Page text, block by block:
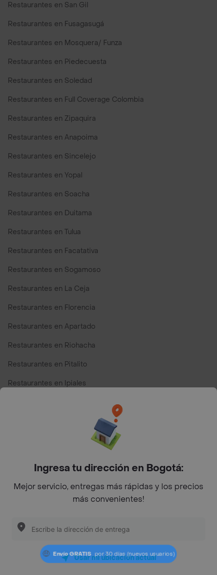
Restaurantes en San Gil
Restaurantes en Fusagasugá
Restaurantes en Mosquera/ Funza
Restaurantes en Piedecuesta
Restaurantes en Soledad
Restaurantes en Full Coverage Colombia
Restaurantes en Zipaquira
Restaurantes en Anapoima
Restaurantes en Sincelejo
Restaurantes en Yopal
Restaurantes en Soacha
Restaurantes en Duitama
Restaurantes en Tulua
Restaurantes en Facatativa
Restaurantes en Sogamoso
Restaurantes en La Ceja
Restaurantes en Florencia
Restaurantes en Apartado
Restaurantes en Riohacha
Restaurantes en Pitalito
Restaurantes en Ipiales
Top Marcas y Cadenas de Restaurantes
Encuéntranos en estos países
App Store Google play
Restaurantes cerca de mi para pedir Comida a Domicilio -
Ingresa tu dirección en Bogotá:
Mejor servicio, entregas más rápidas y los precios
más convenientes!
Usar mi ubicación actual